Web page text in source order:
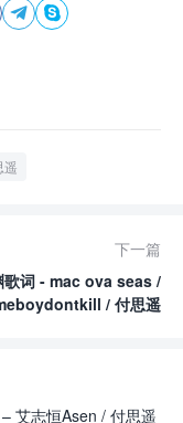
 
遥
下一篇
歌词 - mac ova seas /
/ 付思遥
艾志恒Asen / 付思遥